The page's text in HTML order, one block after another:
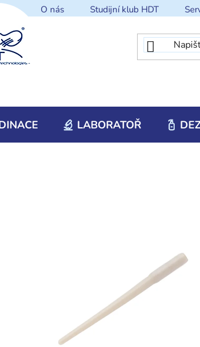
O nás Studijní klub HDT
LABORATOŘ